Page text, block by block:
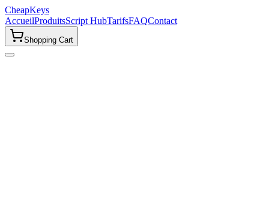
CheapKeys
AccueilProduitsScript HubTarifsFAQContact
Shopping Cart